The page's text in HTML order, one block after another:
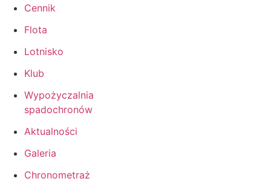
Cennik
Flota
Lotnisko
Klub
Wypożyczalnia
spadochronów
Aktualności
Galeria
Chronometraż